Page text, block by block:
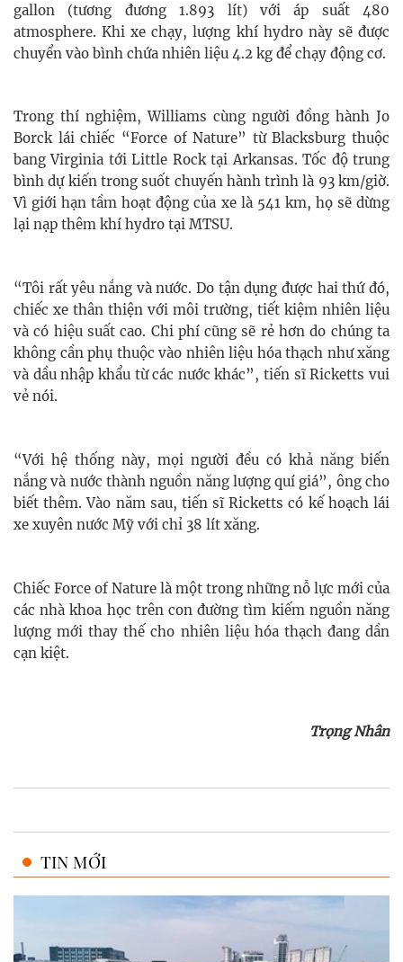
gallon (tương đương 1.893 lít) với áp suất 480
atmosphere. Khi xe chạy, lượng khí hydro này sẽ được
chuyển vào bình chứa nhiên liệu 4.2 kg để chạy động cơ.
Trong thí nghiệm, Williams cùng người đồng hành Jo
Borck lái chiếc “Force of Nature” từ Blacksburg thuộc
bang Virginia tới Little Rock tại Arkansas. Tốc độ trung
bình dự kiến trong suốt chuyến hành trình là 93 km/giờ.
Vì giới hạn tầm hoạt động của xe là 541 km, họ sẽ dừng
lại nạp thêm khí hydro tại MTSU.
“Tôi rất yêu nắng và nước. Do tận dụng được hai thứ đó,
chiếc xe thân thiện với môi trường, tiết kiệm nhiên liệu
và có hiệu suất cao. Chi phí cũng sẽ rẻ hơn do chúng ta
không cần phụ thuộc vào nhiên liệu hóa thạch như xăng
và dầu nhập khẩu từ các nước khác”, tiến sĩ Ricketts vui
vẻ nói.
“Với hệ thống này, mọi người đều có khả năng biến
nắng và nước thành nguồn năng lượng quí giá”, ông cho
biết thêm. Vào năm sau, tiến sĩ Ricketts có kế hoạch lái
xe xuyên nước Mỹ với chỉ 38 lít xăng.
Chiếc Force of Nature là một trong những nỗ lực mới của
các nhà khoa học trên con đường tìm kiếm nguồn năng
lượng mới thay thế cho nhiên liệu hóa thạch đang dần
cạn kiệt.
Trọng Nhân
TIN MỚI